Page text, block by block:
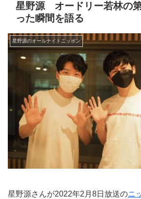
星野源 オードリー若林の
った瞬間を語る
星野源のオールナイトニッポン
星野源さんが2022年2月8日放送のニ